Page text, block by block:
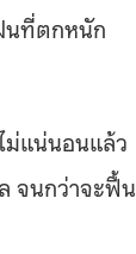
นที่ตกหนัก
ม่แน่นอนแล้ว
จนกว่าจะฟื้น